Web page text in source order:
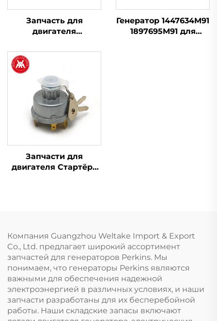
Запчасть для
двигателя
2674A423 754111-9 для
Perkins 1103A-33T,
1103C-33T
Генератор 1447634M91
1897695M91 для
Запчасти для
двигателя Стартёра
Компания Guangzhou Weltake Import & Export
Co., Ltd. предлагает широкий ассортимент
запчастей для генераторов Perkins. Мы
понимаем, что генераторы Perkins являются
важными для обеспечения надежной
электроэнергией в различных условиях, и наши
запчасти разработаны для их бесперебойной
работы. Наши складские запасы включают